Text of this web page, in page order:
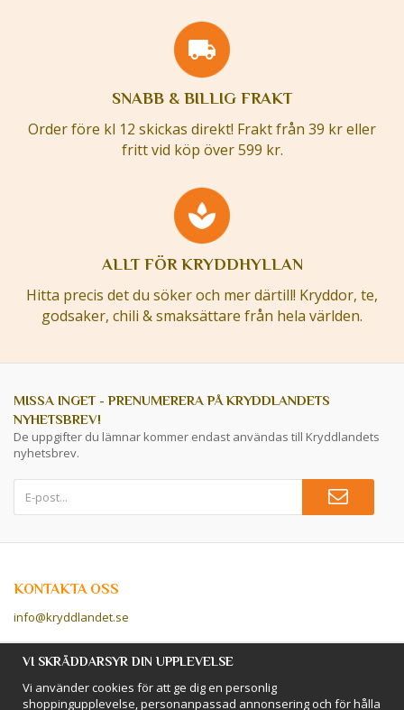
SNABB & BILLIG FRAKT
Order före kl 12 skickas direkt! Frakt från 39 kr eller
fritt vid köp över 599 kr.
ALLT FÖR KRYDDHYLLAN
Hitta precis det du söker och mer därtill! Kryddor, te,
godsaker, chili & smaksättare från hela världen.
MISSA INGET - PRENUMERERA PÅ KRYDDLANDETS
NYHETSBREV!
De uppgifter du lämnar kommer endast användas till Kryddlandets
nyhetsbrev.
KONTAKTA OSS
info@kryddlandet.se
Följ oss på Facebook!
Följ oss på Instagram!
VI SKRÄDDARSYR DIN UPPLEVELSE
Vi använder cookies för att ge dig en personlig
shoppingupplevelse, personanpassad annonsering och för hålla